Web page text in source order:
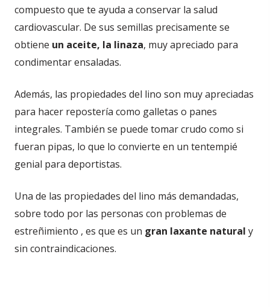
compuesto que te ayuda a conservar la salud
cardiovascular. De sus semillas precisamente se
obtiene un aceite, la linaza, muy apreciado para
condimentar ensaladas.
Además, las propiedades del lino son muy apreciadas
para hacer repostería como galletas o panes
integrales. También se puede tomar crudo como si
fueran pipas, lo que lo convierte en un tentempié
genial para deportistas.
Una de las propiedades del lino más demandadas,
sobre todo por las personas con problemas de
estreñimiento , es que es un gran laxante natural y
sin contraindicaciones.